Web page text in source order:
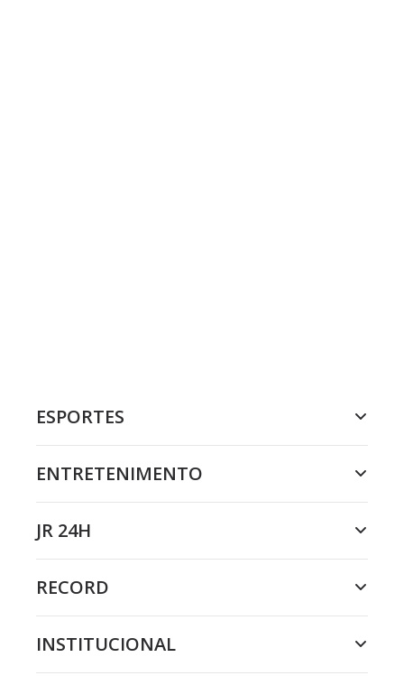
ESPORTES
ENTRETENIMENTO
JR 24H
RECORD
INSTITUCIONAL